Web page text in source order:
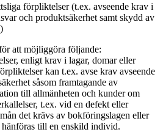
förpliktelser (t.ex. avseende krav i
och produktsäkerhet samt skydd av
att möjliggöra följande:
enligt krav i lagar, domar eller
kan t.ex. avse krav avseende
såsom framtagande av
till allmänheten och kunder om
t.ex. vid en defekt eller
det krävs av bokföringslagen eller
till en enskild individ.